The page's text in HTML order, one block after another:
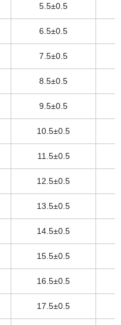
5.5±0.5
6.5±0.5
7.5±0.5
8.5±0.5
9.5±0.5
10.5±0.5
11.5±0.5
12.5±0.5
13.5±0.5
14.5±0.5
15.5±0.5
16.5±0.5
17.5±0.5